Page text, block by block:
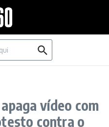
vídeo com
contra o